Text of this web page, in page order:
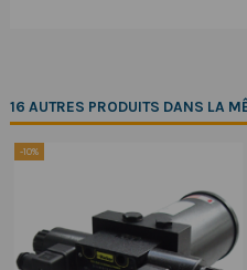
16 AUTRES PRODUITS DANS LA
-10%